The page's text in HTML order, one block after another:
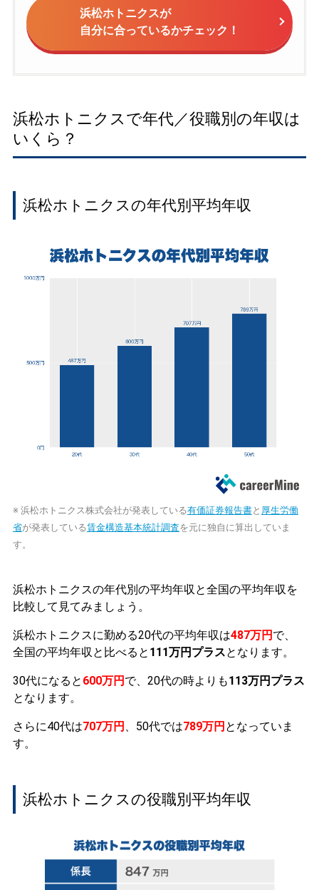
浜松ホトニクスが
自分に合っているかチェック！
浜松ホトニクスで年代／役職別の年収は
いくら？
浜松ホトニクスの年代別平均年収
※ 浜松ホトニクス株式会社が発表している有価証券報告書と 厚生労働
省が発表している賃金構造基本統計調査を元に独自に算出していま
す。
浜松ホトニクスの年代別の平均年収と全国の平均年収を
比較して見てみましょう。
浜松ホトニクスに勤める20代の平均年収は487万円 で、
全国の平均年収と比べると 111万円プラスとなります。
30代になると 600万円 で、20代の時よりも113万円プラス
となります。
さらに40代は707万円 、50代では789万円 となっていま
す。
浜松ホトニクスの役職別平均年収